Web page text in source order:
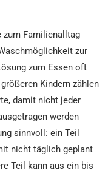
zum Familienalltag
zur
zum Essen oft
Kindern zählen
damit nicht jeder
werden
sinnvoll: ein Teil
nicht täglich geplant
Teil kann aus ein bis